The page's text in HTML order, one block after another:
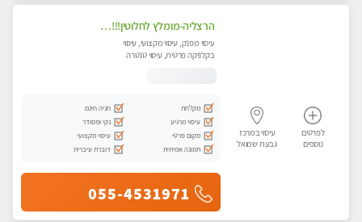
לפרטים
נוספים
עיסוי במרכז
גבעת שמואל
הרצליה-מומלץ לחלוטין!!!! כל סוגי העיסויים מעסה מקצועית ואיכותית פרטי!! בנתניה
עיסוי מפנק, עיסוי מקצועי, עיסוי
בקלניקה פרטית, עיסוי טנטרה
מקלחת
חניה חינם
עיסוי מרגיע
נקי ומסודר
מקום פרטי
עיסוי מקצועי
תמונה אמיתית
דוברת עיברית
055-4531971